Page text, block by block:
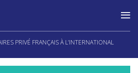
PRIVÉ FRANÇAIS À L’INTERNATIONAL